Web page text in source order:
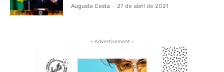
Augusto Costa - 27 de abril de 2021
- Advertisement -